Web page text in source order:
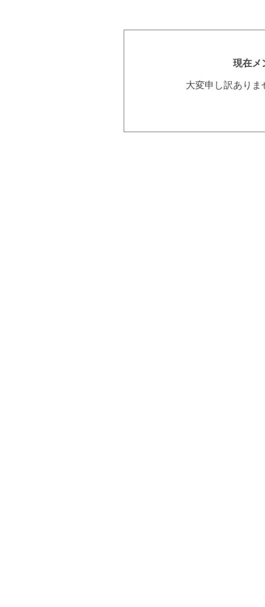
現在メ
大変申し訳あり